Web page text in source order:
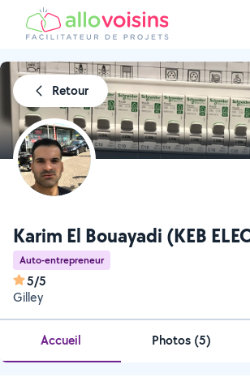
Retour
Karim El Bouayadi (KEB
Auto-entrepreneur
5/5
Gilley
Accueil Photos (5)